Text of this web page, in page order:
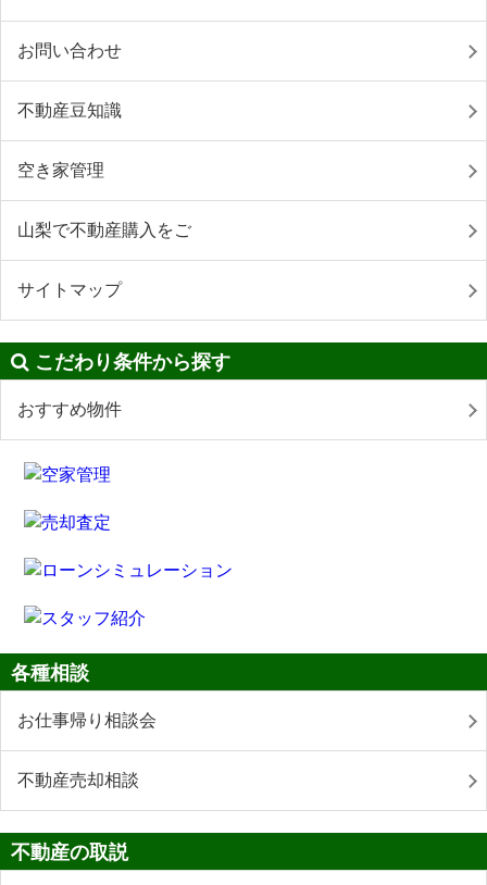
お問い合わせ
不動産豆知識
空き家管理
山梨で不動産購入をご
サイトマップ
こだわり条件から探す
おすすめ物件
各種相談
お仕事帰り相談会
不動産売却相談
不動産の取説